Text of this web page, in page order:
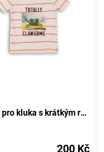
Tričko pro kluka s krátkým rukávem, značky Minoti, model Crab 1, bílé barvy - velikost 92/98 | pro věk 2-3 let
200 Kč